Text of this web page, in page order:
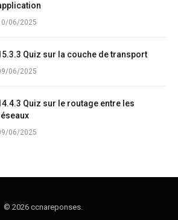
06/2025
Quiz sur la couche de transport
06/2025
Quiz sur le routage entre les
06/2025
© 2026 ccnareponses.